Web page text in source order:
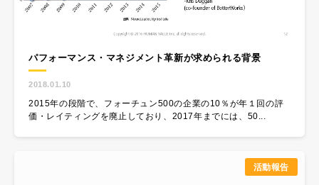
パフォーマンス・マネジメント革新が求められる背景
2018.01.10
2015年の段階で、フォーチュン500の企業の10％が年１回の評
価・レイティングを廃止しており、2017年までには、50...
活動報告